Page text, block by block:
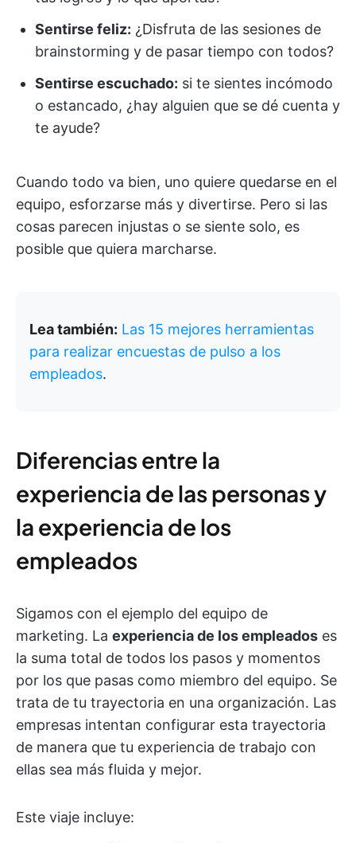
Sentirse feliz: ¿Disfruta de las sesiones de
brainstorming y de pasar tiempo con todos?
Sentirse escuchado: si te sientes incómodo
o estancado, ¿hay alguien que se dé cuenta y
te ayude?
Cuando todo va bien, uno quiere quedarse en el
equipo, esforzarse más y divertirse. Pero si las
cosas parecen injustas o se siente solo, es
posible que quiera marcharse.
Lea también: Las 15 mejores herramientas
para realizar encuestas de pulso a los
empleados.
Diferencias entre la
experiencia de las personas y
la experiencia de los
empleados
Sigamos con el ejemplo del equipo de
marketing. La experiencia de los empleados es
la suma total de todos los pasos y momentos
por los que pasas como miembro del equipo. Se
trata de tu trayectoria en una organización. Las
empresas intentan configurar esta trayectoria
de manera que tu experiencia de trabajo con
ellas sea más fluida y mejor.
Este viaje incluye: